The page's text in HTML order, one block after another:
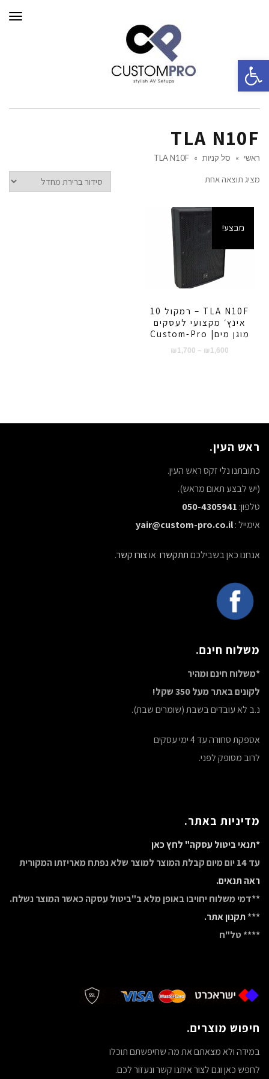
TLA N10F
ראשי » סל קניות »
TLA N10F
מציג תוצאה אחת
מבצע!
TLA N10F – רמקול 10
אינץ׳ מקצועי לעסקים
מוגן מים| Custom-Pro
₪ 1,600
–
₪ 1,700
טווח
ראש העין.
כתובתנו נלי זקס ראש העין.
(יש לבצע תאום מראש).
טלפון: 050-4305941
אימייל :yair@custom-pro.co.il
אנחנו כאן בשבילכםתתקשרו אוצורו קשר.
משלוח חינם.
*משלוח חינם ומהיר
לקונים באתר מעל 350 שקל!
נ.ב לא עובדים בשבת (שומרים שבת).
אספקת סחורה עד 4 ימי עסקים
לרוב מסופק לפני.
מדיניות באתר.
*תנאי ביטול עסקה" לחץ כאן
עד 14 יום מיום קבלת המוצר למוצר שלא נפתח מאריזתו המקורית
ראה תנאים.
**דמי משלוח יחויבו באופן מלא ב"ביטול עסקה כאשר המוצר נשלח.
***תקנון אתר.
**** טל"ח
חיפוש מוצרים.
במידה ולא מצאתם את מה שחיפשתם תוכלו
לחפש כאן וגם לצור איתנו קשר ונעזור לכם.
פתח סרגל נגישות